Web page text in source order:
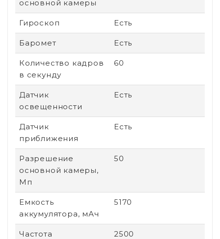
основной камеры
Гироскоп Есть
Баромет Есть
Количество кадров
в секунду
60
Датчик
освещенности
Есть
Датчик
приближения
Есть
Разрешение
основной камеры,
Мп
50
Емкость
аккумулятора, мАч
5170
Частота
2500